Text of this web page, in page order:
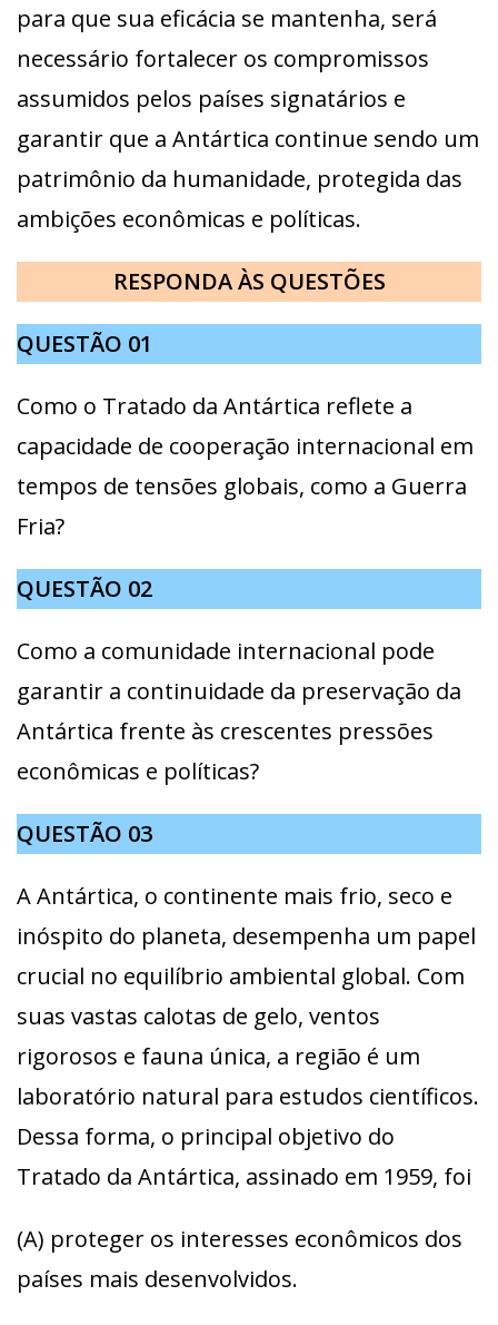
para que sua eficácia se mantenha, será
necessário fortalecer os compromissos
assumidos pelos países signatários e
garantir que a Antártica continue sendo um
patrimônio da humanidade, protegida das
ambições econômicas e políticas.
RESPONDA ÀS QUESTÕES
QUESTÃO 01
Como o Tratado da Antártica reflete a
capacidade de cooperação internacional em
tempos de tensões globais, como a Guerra
Fria?
QUESTÃO 02
Como a comunidade internacional pode
garantir a continuidade da preservação da
Antártica frente às crescentes pressões
econômicas e políticas?
QUESTÃO 03
A Antártica, o continente mais frio, seco e
inóspito do planeta, desempenha um papel
crucial no equilíbrio ambiental global. Com
suas vastas calotas de gelo, ventos
rigorosos e fauna única, a região é um
laboratório natural para estudos científicos.
Dessa forma, o principal objetivo do
Tratado da Antártica, assinado em 1959, foi
(A) proteger os interesses econômicos dos
países mais desenvolvidos.